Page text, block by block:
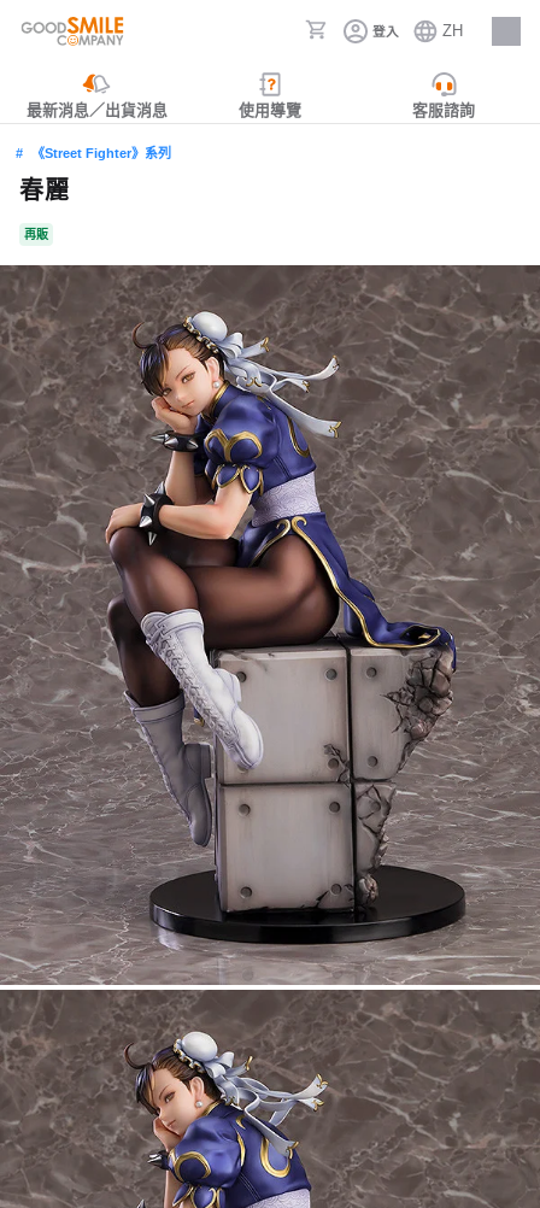
登入 ZH
人才招募
最新消息／出貨消息 使用導覽 客服諮詢
《Street Fighter》系列
春麗
再販